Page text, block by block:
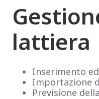
lattiera
Inserimento
Importazione
Previsione